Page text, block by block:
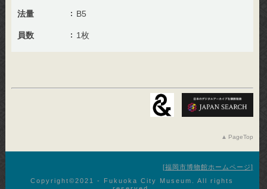
法量 B5
員数 1枚
PageTop
福岡市博物館ホームページ
Copyright©︎2021 - Fukuoka City Museum. All rights